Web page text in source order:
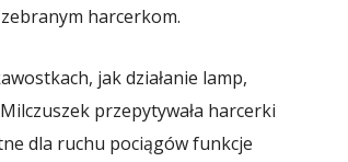
harcerkom.
jak działanie lamp,
przepytywała harcerki
dla ruchu pociągów funkcje